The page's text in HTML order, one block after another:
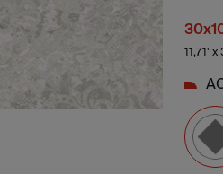
11,71' x